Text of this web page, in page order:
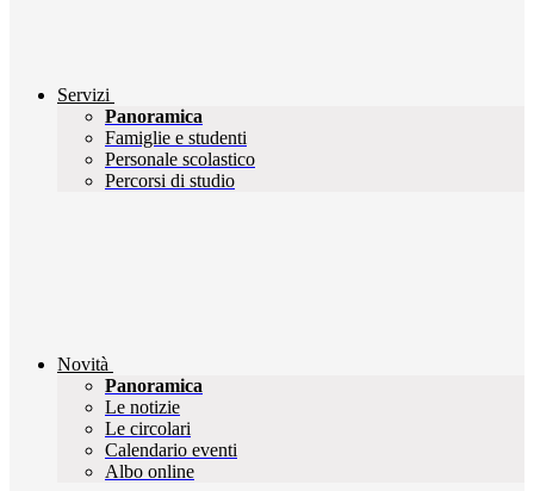
Servizi
Panoramica
Famiglie e studenti
Personale scolastico
Percorsi di studio
Novità
Panoramica
Le notizie
Le circolari
Calendario eventi
Albo online